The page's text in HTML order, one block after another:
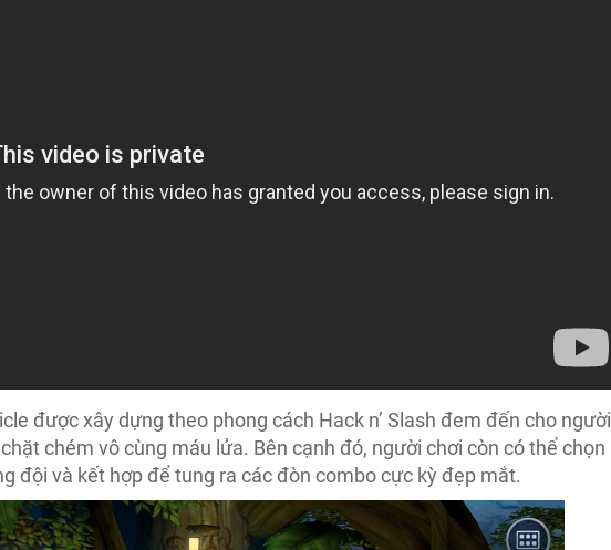
được xây dựng theo phong cách Hack n’ Slash đem đến cho người
chém vô cùng máu lửa. Bên cạnh đó, người chơi còn có thể chọn
đội và kết hợp để tung ra các đòn combo cực kỳ đẹp mắt.